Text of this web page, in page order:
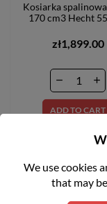
Kosiarka
170 cm3 Hecht
zł1,899.00
ADD TO CART
We use cookies
that may